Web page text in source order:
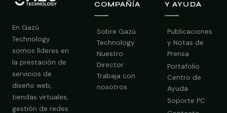
En Gazú
Technology
somos líderes en
la prestación de
servicios de
diseño web,
tiendas virtuales,
gestión de redes
COMPAÑÍA
Sobre Gazú
Technology
Nuestro
Director
Trabaja con
nosotros
Y AYUDA
Publicaciones
y Notas de
Prensa
Portafolio
Centro de
Ayuda
Soporte PC